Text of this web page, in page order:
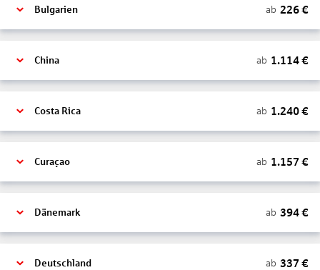
Bulgarien ab 226€
China ab 1.114€
Costa Rica ab 1.240€
Curaçao ab 1.157 €
Dänemark ab 394€
Deutschland ab 337 €